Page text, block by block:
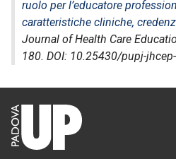
ruolo per l’educatore
caratteristiche cliniche,
Journal of Health Care
180. DOI: 10.25430/pupj-